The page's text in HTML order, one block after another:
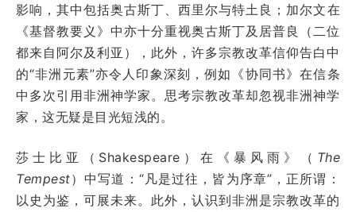
影响，其中包括奥古斯丁、西里尔与特土良；加尔文在
《基督教要义》中亦十分重视奥古斯丁及居普良（二位
都来自阿尔及利亚），此外，许多宗教改革信仰告白中
的“非洲元素”亦令人印象深刻，例如《协同书》在信条
中多次引用非洲神学家。思考宗教改革却忽视非洲神学
家，这无疑是目光短浅的。
莎士比亚（Shakespeare）在《暴风雨》（ The
Tempest）中写道：“凡是过往，皆为序章”，正所谓：
以史为鉴，可展未来。此外，认识到非洲是宗教改革的